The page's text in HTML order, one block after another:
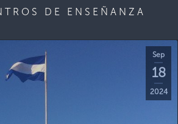
DE ENSEÑANZA
Sep
18
2024